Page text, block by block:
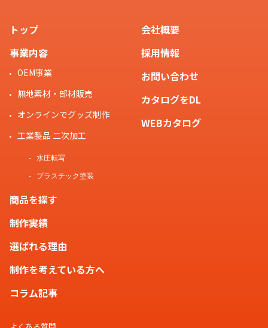
トップ
事業内容
OEM事業
無地素材・部材販売
オンラインでグッズ制作
工業製品 二次加工
水圧転写
プラスチック塗装
商品を探す
制作実績
選ばれる理由
制作を考えている方へ
コラム記事
会社概要
採用情報
お問い合わせ
カタログをDL
WEBカタログ